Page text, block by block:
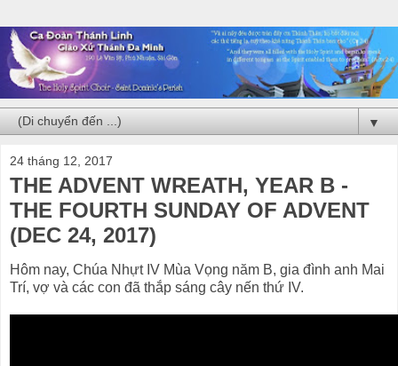
▼
24 tháng 12, 2017
THE ADVENT WREATH, YEAR B -
THE FOURTH SUNDAY OF ADVENT
(DEC 24, 2017)
Hôm nay, Chúa Nhựt IV Mùa Vọng năm B, gia đình anh Mai
Trí, vợ và các con đã thắp sáng cây nến thứ IV.